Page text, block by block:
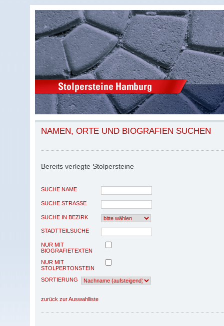
NAMEN, ORTE UND BIOGRAFIEN SUCHEN
Bereits verlegte Stolpersteine
SUCHE NAME
SUCHE STRASSE
SUCHE IN BEZIRK
STADTTEILSUCHE
NUR MIT
BIOGRAFIETEXTEN
NUR MIT
STOLPERTONSTEIN
SORTIERUNG
zurück zur Auswahlliste